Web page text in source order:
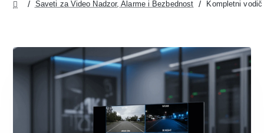
Saveti za Video Nadzor, Alarme i Bezbednost Kompletni